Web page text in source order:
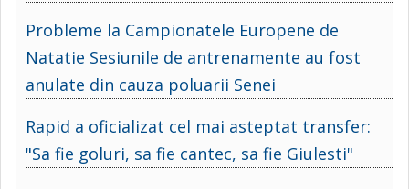
Probleme la Campionatele Europene de
Natatie Sesiunile de antrenamente au fost
anulate din cauza poluarii Senei
Rapid a oficializat cel mai asteptat transfer:
"Sa fie goluri, sa fie cantec, sa fie Giulesti"